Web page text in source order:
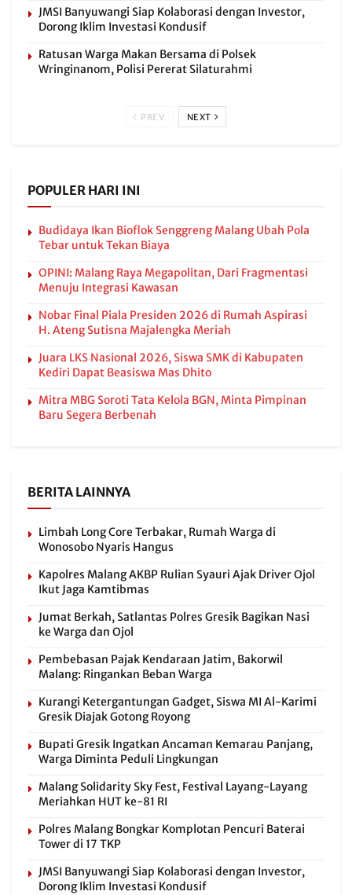
JMSI Banyuwangi Siap Kolaborasi dengan Investor,
Dorong Iklim Investasi Kondusif
Ratusan Warga Makan Bersama di Polsek
Wringinanom, Polisi Pererat Silaturahmi
PREV NEXT
POPULER HARI INI
Budidaya Ikan Bioflok Senggreng Malang Ubah Pola
Tebar untuk Tekan Biaya
OPINI: Malang Raya Megapolitan, Dari Fragmentasi
Menuju Integrasi Kawasan
Nobar Final Piala Presiden 2026 di Rumah Aspirasi
H. Ateng Sutisna Majalengka Meriah
Juara LKS Nasional 2026, Siswa SMK di Kabupaten
Kediri Dapat Beasiswa Mas Dhito
Mitra MBG Soroti Tata Kelola BGN, Minta Pimpinan
Baru Segera Berbenah
BERITA LAINNYA
Limbah Long Core Terbakar, Rumah Warga di
Wonosobo Nyaris Hangus
Kapolres Malang AKBP Rulian Syauri Ajak Driver Ojol
Ikut Jaga Kamtibmas
Jumat Berkah, Satlantas Polres Gresik Bagikan Nasi
ke Warga dan Ojol
Pembebasan Pajak Kendaraan Jatim, Bakorwil
Malang: Ringankan Beban Warga
Kurangi Ketergantungan Gadget, Siswa MI Al-Karimi
Gresik Diajak Gotong Royong
Bupati Gresik Ingatkan Ancaman Kemarau Panjang,
Warga Diminta Peduli Lingkungan
Malang Solidarity Sky Fest, Festival Layang-Layang
Meriahkan HUT ke-81 RI
Polres Malang Bongkar Komplotan Pencuri Baterai
Tower di 17 TKP
JMSI Banyuwangi Siap Kolaborasi dengan Investor,
Dorong Iklim Investasi Kondusif